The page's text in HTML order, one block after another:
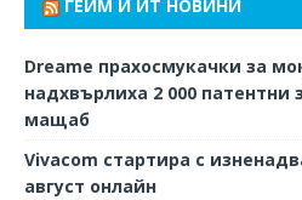
ГЕЙМ И ИТ НОВИНИ
Dreame прахосмукачки за
надхвърлиха 2 000 патентни
мащаб
Vivacom стартира с
август онлайн